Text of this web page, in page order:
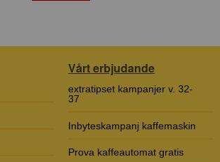
Vårt erbjudande
extratipset kampanjer v. 32-
37
Inbyteskampanj kaffemaskin
Prova kaffeautomat gratis